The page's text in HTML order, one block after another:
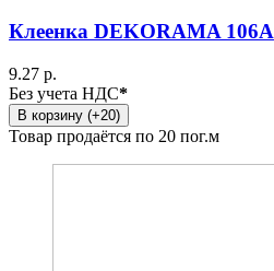
Клеенка DEKORAMA 106A
9.27 р.
Без учета НДС*
В корзину (+20)
Товар продаётся по 20 пог.м